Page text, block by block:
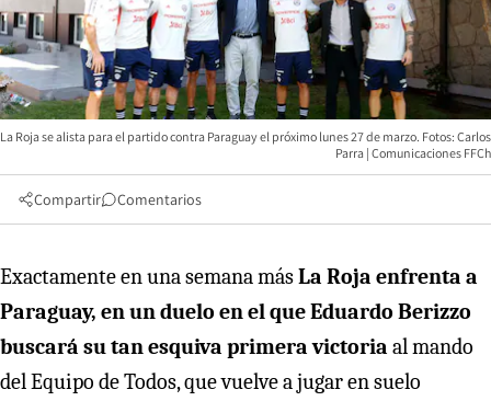
La Roja se alista para el partido contra Paraguay el próximo lunes 27 de marzo. Fotos: Carlos
Parra | Comunicaciones FFCh
Compartir Comentarios
Exactamente en una semana másLa Roja enfrenta a
Paraguay, en un duelo en el que Eduardo Berizzo
buscará su tan esquiva primera victoria al mando
del Equipo de Todos, que vuelve a jugar en suelo